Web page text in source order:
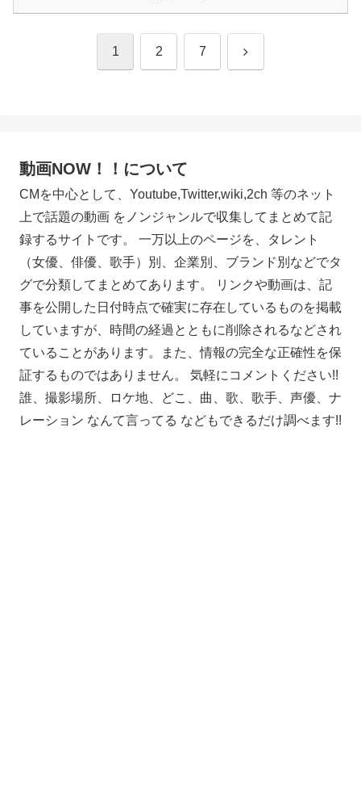
1 2 7 次
動画NOW！！について
CMを中心として、Youtube,Twitter,wiki,2ch 等のネット
上で話題の動画 をノンジャンルで収集してまとめて記
録するサイトです。 一万以上のページを、タレント
（女優、俳優、歌手）別、企業別、ブランド別などでタ
グで分類してまとめてあります。 リンクや動画は、記
事を公開した日付時点で確実に存在しているものを掲載
していますが、時間の経過とともに削除されるなどされ
ていることがあります。また、情報の完全な正確性を保
証するものではありません。 気軽にコメントください!!
誰、撮影場所、ロケ地、どこ、曲、歌、歌手、声優、ナ
レーション なんて言ってる などもできるだけ調べます!!